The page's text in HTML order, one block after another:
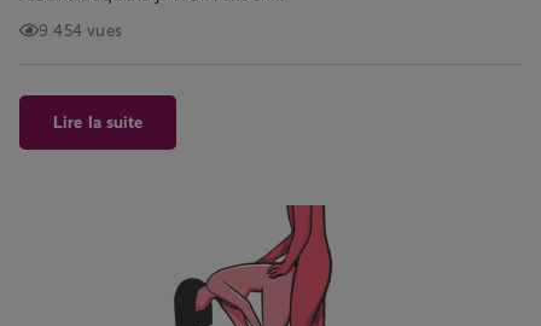
9 454 vues
Lire la suite